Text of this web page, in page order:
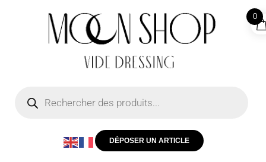
DÉPOSER UN ARTICLE
0